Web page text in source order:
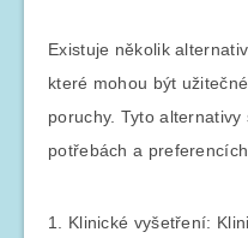
Existuje několik
které mohou být
poruchy. Tyto
potřebách a
1. Klinické vyšetření: